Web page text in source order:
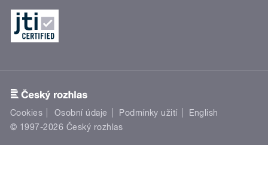
Cookies Osobní údaje Podmínky užití
English
© 1997-2026 Český rozhlas